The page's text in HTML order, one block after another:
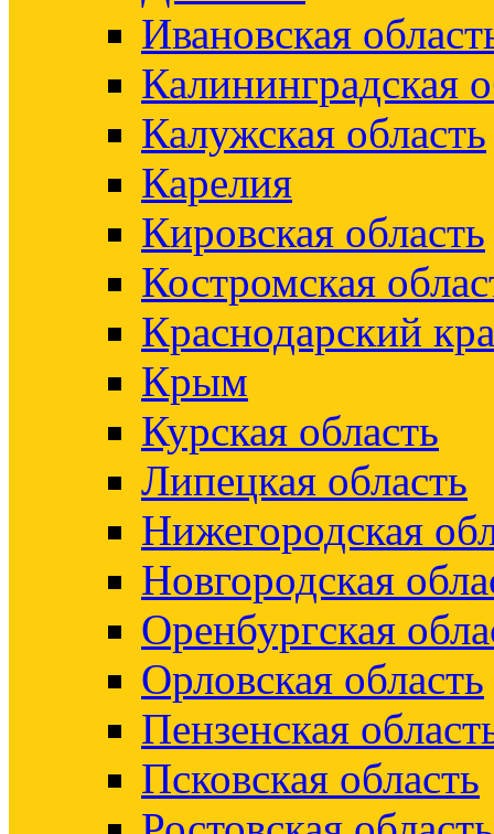
Ивановская
Калининградская
Калужская область
Карелия
Кировская область
Костромская
Краснодарский
Крым
Курская область
Липецкая область
Нижегородская
Новгородская
Оренбургская
Орловская область
Пензенская
Псковская область